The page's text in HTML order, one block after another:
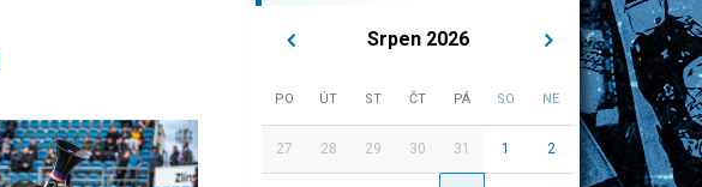
Srpen 2026
PO ÚT ST ČT PÁ SO NE
27 28 29 30 31 1 2